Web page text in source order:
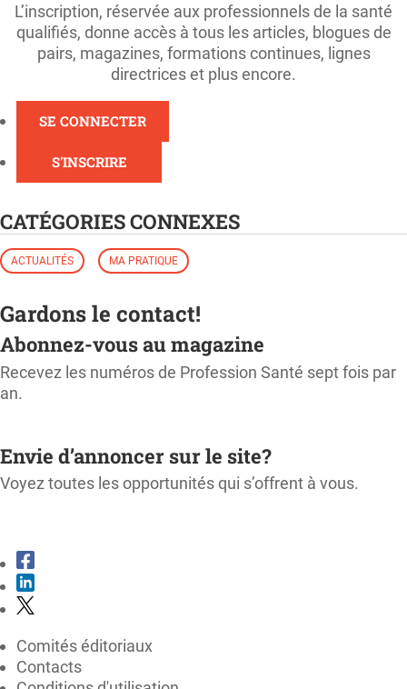
L’inscription, réservée aux professionnels de la santé
qualifiés, donne accès à tous les articles, blogues de
pairs, magazines, formations continues, lignes
directrices et plus encore.
SE CONNECTER
S'INSCRIRE
CATÉGORIES CONNEXES
ACTUALITÉS MA PRATIQUE
Gardons le contact!
Abonnez-vous au magazine
Recevez les numéros de Profession Santé sept fois par
an.
Envie d’annoncer sur le site?
Voyez toutes les opportunités qui s’offrent à vous.
Comités éditoriaux
Contacts